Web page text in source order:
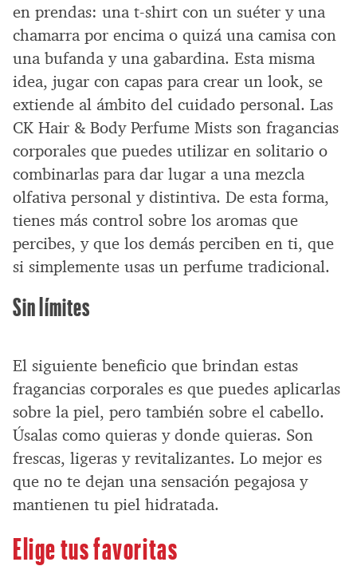
en prendas: una t-shirt con un suéter y una
chamarra por encima o quizá una camisa con
una bufanda y una gabardina. Esta misma
idea, jugar con capas para crear un look, se
extiende al ámbito del cuidado personal. Las
CK Hair & Body Perfume Mists son fragancias
corporales que puedes utilizar en solitario o
combinarlas para dar lugar a una mezcla
olfativa personal y distintiva. De esta forma,
tienes más control sobre los aromas que
percibes, y que los demás perciben en ti, que
si simplemente usas un perfume tradicional.
Sin límites
El siguiente beneficio que brindan estas
fragancias corporales es que puedes aplicarlas
sobre la piel, pero también sobre el cabello.
Úsalas como quieras y donde quieras. Son
frescas, ligeras y revitalizantes. Lo mejor es
que no te dejan una sensación pegajosa y
mantienen tu piel hidratada.
Elige tus favoritas